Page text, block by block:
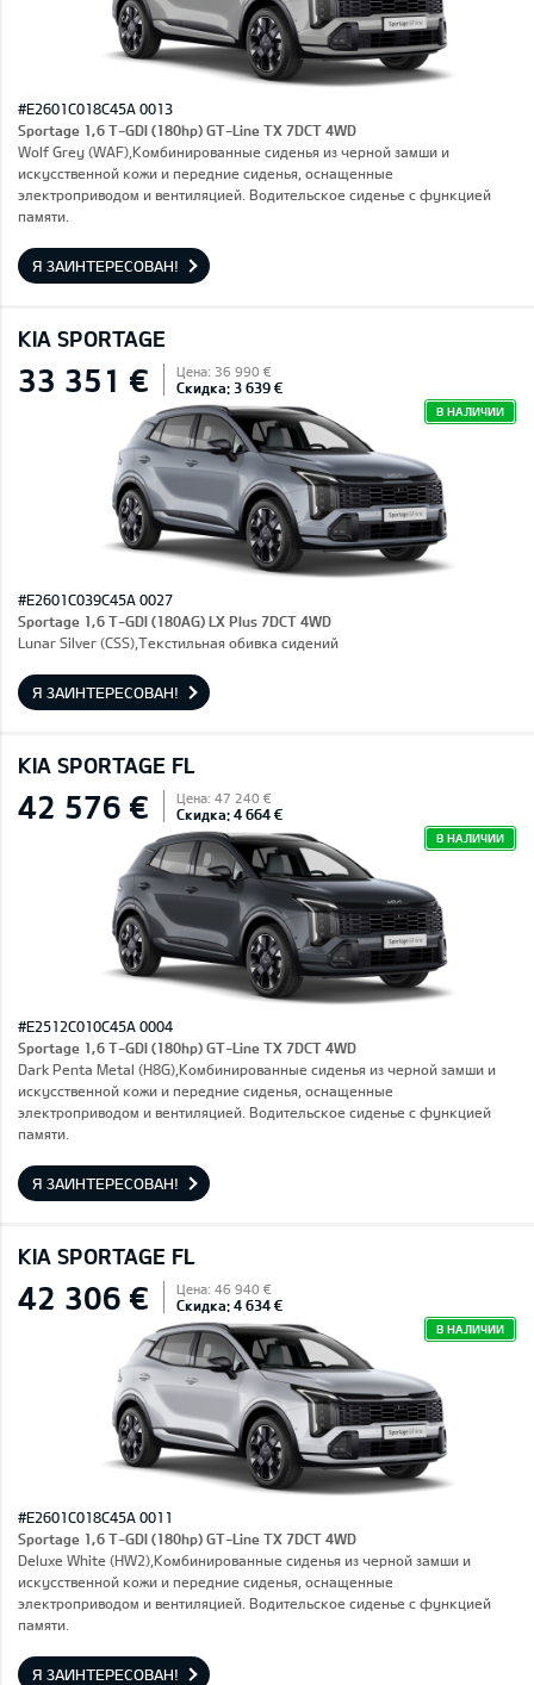
#E2601C018C45A 0013
Sportage 1,6 T-GDI (180hp) GT-Line TX 7DCT 4WD
Wolf Grey (WAF),Комбинированные сиденья из черной замши и
искусственной кожи и передние сиденья, оснащенные
электроприводом и вентиляцией. Водительское сиденье с функцией
памяти.
Я ЗАИНТЕРЕСОВАН!
KIA SPORTAGE
33 351 € Цена: 36 990 €
Скидка: 3 639 €
В НАЛИЧИИ
#E2601C039C45A 0027
Sportage 1,6 T-GDI (180AG) LX Plus 7DCT 4WD
Lunar Silver (CSS),Текстильная обивка сидений
Я ЗАИНТЕРЕСОВАН!
KIA SPORTAGE FL
42 576 € Цена: 47 240 €
Скидка: 4 664 €
В НАЛИЧИИ
#E2512C010C45A 0004
Sportage 1,6 T-GDI (180hp) GT-Line TX 7DCT 4WD
Dark Penta Metal (H8G),Комбинированные сиденья из черной замши и
искусственной кожи и передние сиденья, оснащенные
электроприводом и вентиляцией. Водительское сиденье с функцией
памяти.
Я ЗАИНТЕРЕСОВАН!
KIA SPORTAGE FL
42 306 € Цена: 46 940 €
Скидка: 4 634 €
В НАЛИЧИИ
#E2601C018C45A 0011
Sportage 1,6 T-GDI (180hp) GT-Line TX 7DCT 4WD
Deluxe White (HW2),Комбинированные сиденья из черной замши и
искусственной кожи и передние сиденья, оснащенные
электроприводом и вентиляцией. Водительское сиденье с функцией
памяти.
Я ЗАИНТЕРЕСОВАН!